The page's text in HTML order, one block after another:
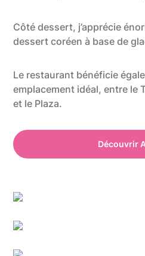
Côté dessert, j’apprécie
dessert coréen à base de
Le restaurant bénéficie
emplacement idéal, entre le
et le Plaza.
Découvrir